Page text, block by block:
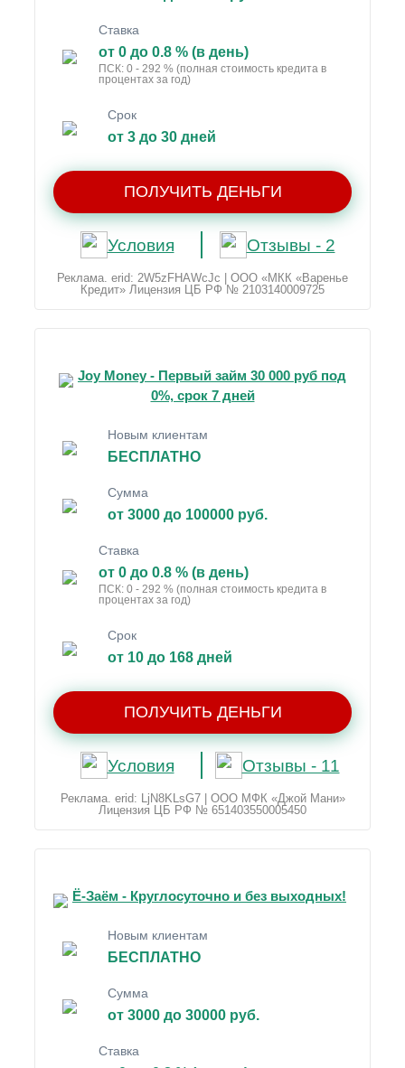
Ставка
от 0 до 0.8 % (в день)
ПСК: 0 - 292 % (полная стоимость кредита в
процентах за год)
Срок
от 3 до 30 дней
ПОЛУЧИТЬ ДЕНЬГИ
Условия Отзывы - 2
Реклама. erid: 2W5zFHAWcJc | ООО «МКК «Варенье
Кредит» Лицензия ЦБ РФ № 2103140009725
Joy Money - Первый займ 30 000 руб под
0%, срок 7 дней
Новым клиентам
БЕСПЛАТНО
Сумма
от 3000 до 100000 руб.
Ставка
от 0 до 0.8 % (в день)
ПСК: 0 - 292 % (полная стоимость кредита в
процентах за год)
Срок
от 10 до 168 дней
ПОЛУЧИТЬ ДЕНЬГИ
Условия Отзывы - 11
Реклама. erid: LjN8KLsG7 | ООО МФК «Джой Мани»
Лицензия ЦБ РФ № 651403550005450
Ё-Заём - Круглосуточно и без выходных!
Новым клиентам
БЕСПЛАТНО
Сумма
от 3000 до 30000 руб.
Ставка